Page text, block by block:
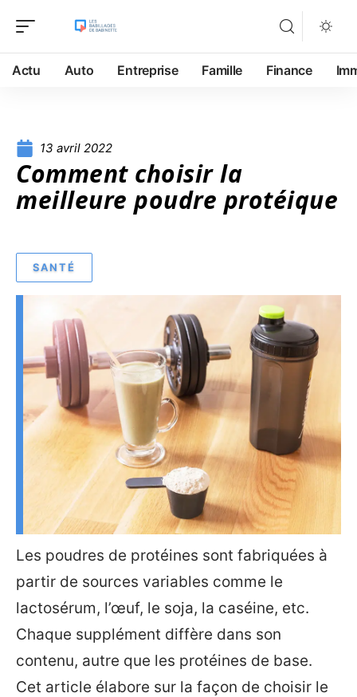
Actu Auto Entreprise Famille Finance
13 avril 2022
Comment choisir la
meilleure poudre protéique
SANTÉ
Les poudres de protéines sont fabriquées à
partir de sources variables comme le
lactosérum, l’œuf, le soja, la caséine, etc.
Chaque supplément diffère dans son
contenu, autre que les protéines de base.
Cet article élabore sur la façon de choisir le